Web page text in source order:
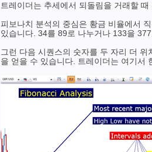
트레이더는 추세에서 되돌림을 거래할
피보나치 분석의 중심은 황금 비율에서
있습니다. 34를 89로 나누거나 133을
그런 다음 시퀀스의 숫자를 두 자리 더
을 얻을 수 있습니다. 트레이더는 여기서